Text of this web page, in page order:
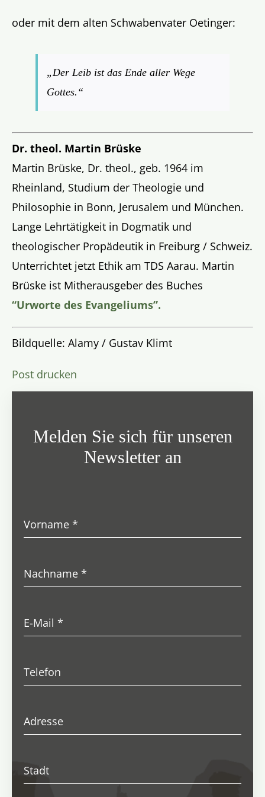
oder mit dem alten Schwabenvater Oetinger:
„Der Leib ist das Ende aller Wege
Gottes.“
Dr. theol. Martin Brüske
Martin Brüske, Dr. theol., geb. 1964 im
Rheinland, Studium der Theologie und
Philosophie in Bonn, Jerusalem und München.
Lange Lehrtätigkeit in Dogmatik und
theologischer Propädeutik in Freiburg / Schweiz.
Unterrichtet jetzt Ethik am TDS Aarau. Martin
Brüske ist Mitherausgeber des Buches
“Urworte des Evangeliums”.
Bildquelle: Alamy / Gustav Klimt
Post drucken
Melden Sie sich für unseren
Newsletter an
Vorname*
Nachname*
E-Mail*
Telefon
Adresse
Stadt